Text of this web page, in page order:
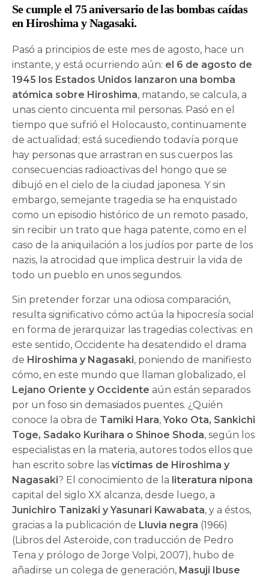
Se cumple el 75 aniversario de las bombas caídas
en Hiroshima y Nagasaki.
Pasó a principios de este mes de agosto, hace un
instante, y está ocurriendo aún: el 6 de agosto de
1945 los Estados Unidos lanzaron una bomba
atómica sobre Hiroshima, matando, se calcula, a
unas ciento cincuenta mil personas. Pasó en el
tiempo que sufrió el Holocausto, continuamente
de actualidad; está sucediendo todavía porque
hay personas que arrastran en sus cuerpos las
consecuencias radioactivas del hongo que se
dibujó en el cielo de la ciudad japonesa. Y sin
embargo, semejante tragedia se ha enquistado
como un episodio histórico de un remoto pasado,
sin recibir un trato que haga patente, como en el
caso de la aniquilación a los judíos por parte de los
nazis, la atrocidad que implica destruir la vida de
todo un pueblo en unos segundos.
Sin pretender forzar una odiosa comparación,
resulta significativo cómo actúa la hipocresía social
en forma de jerarquizar las tragedias colectivas: en
este sentido, Occidente ha desatendido el drama
de Hiroshima y Nagasaki, poniendo de manifiesto
cómo, en este mundo que llaman globalizado, el
Lejano Oriente y Occidente aún están separados
por un foso sin demasiados puentes. ¿Quién
conoce la obra de Tamiki Hara,Yoko Ota, Sankichi
Toge, Sadako Kurihara o Shinoe Shoda, según los
especialistas en la materia, autores todos ellos que
han escrito sobre lasvíctimas de Hiroshima y
Nagasaki? El conocimiento de la literatura nipona
capital del siglo XX alcanza, desde luego, a
Junichiro Tanizaki y Yasunari Kawabata, y a éstos,
gracias a la publicación de Lluvia negra (1966)
(Libros del Asteroide, con traducción de Pedro
Tena y prólogo de Jorge Volpi, 2007), hubo de
añadirse un colega de generación, Masuji Ibuse